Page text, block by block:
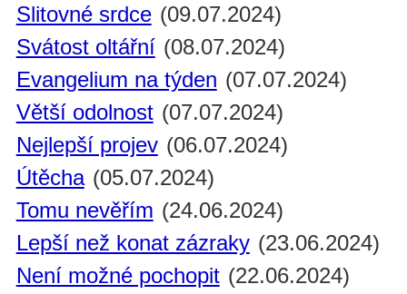
Slitovné srdce (09.07.2024)
Svátost oltářní (08.07.2024)
Evangelium na týden (07.07.2024)
Větší odolnost (07.07.2024)
Nejlepší projev (06.07.2024)
Útěcha (05.07.2024)
Tomu nevěřím (24.06.2024)
Lepší než konat zázraky (23.06.2024)
Není možné pochopit (22.06.2024)